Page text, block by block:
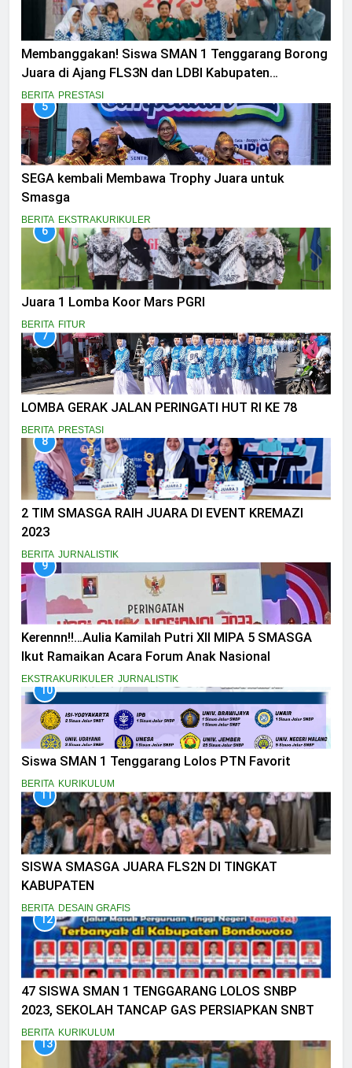
Membanggakan! Siswa SMAN 1 Tenggarang Borong
Juara di Ajang FLS3N dan LDBI Kabupaten
Bondowoso 2025
BERITA PRESTASI
5
SEGA kembali Membawa Trophy Juara untuk
Smasga
BERITA EKSTRAKURIKULER
6
Juara 1 Lomba Koor Mars PGRI
BERITA FITUR
7
LOMBA GERAK JALAN PERINGATI HUT RI KE 78
BERITA PRESTASI
8
2 TIM SMASGA RAIH JUARA DI EVENT KREMAZI
2023
BERITA JURNALISTIK
9
Kerennn!!…Aulia Kamilah Putri XII MIPA 5 SMASGA
Ikut Ramaikan Acara Forum Anak Nasional
EKSTRAKURIKULER JURNALISTIK
10
Siswa SMAN 1 Tenggarang Lolos PTN Favorit
BERITA KURIKULUM
11
SISWA SMASGA JUARA FLS2N DI TINGKAT
KABUPATEN
BERITA DESAIN GRAFIS
12
47 SISWA SMAN 1 TENGGARANG LOLOS SNBP
2023, SEKOLAH TANCAP GAS PERSIAPKAN SNBT
BERITA KURIKULUM
13